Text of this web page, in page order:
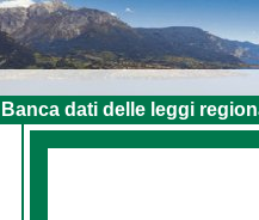
Banca dati delle leggi